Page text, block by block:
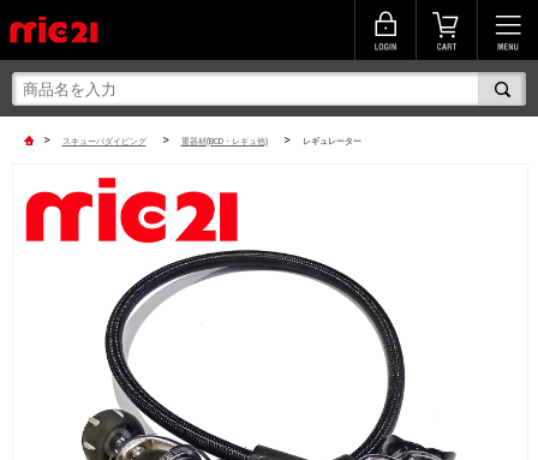
> スキューバダイビング > 重器材(BCD・レギュ他) > レギュレーター